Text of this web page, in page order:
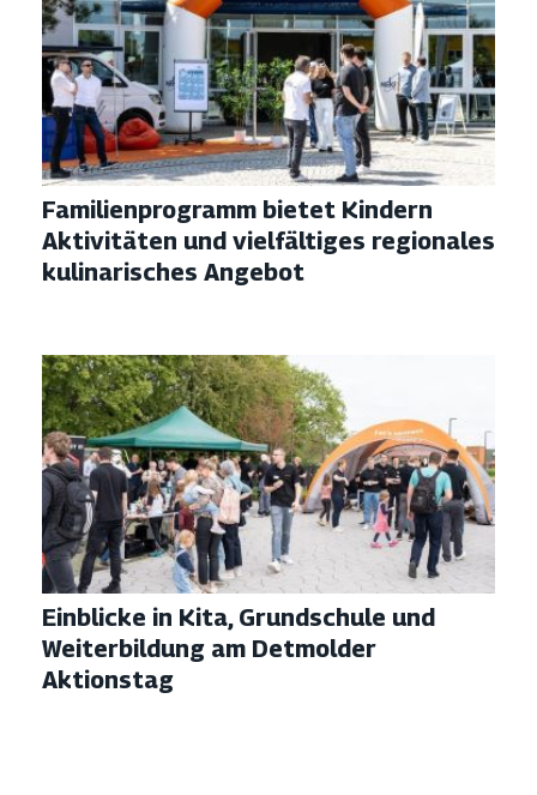
Familienprogramm bietet Kindern
Aktivitäten und vielfältiges regionales
kulinarisches Angebot
Einblicke in Kita, Grundschule und
Weiterbildung am Detmolder
Aktionstag